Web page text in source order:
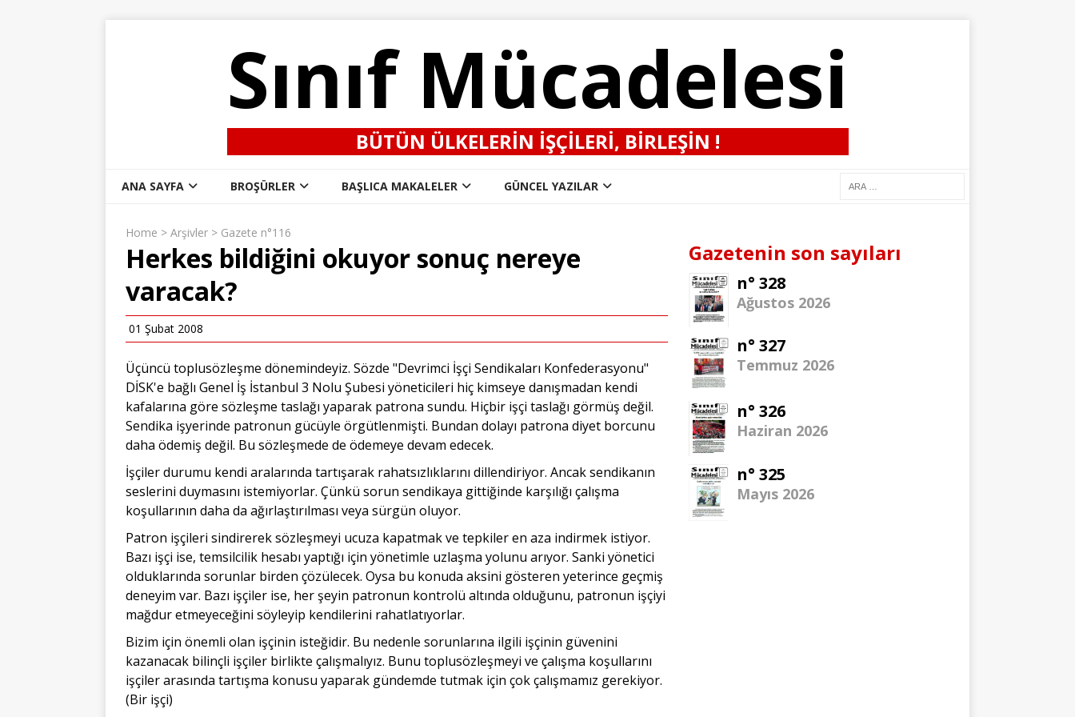
Sınıf Mücadelesi
BÜTÜN ÜLKELERIN IŞÇILERI, BIRLEŞIN !
ANA SAYFA BROŞÜRLER BAŞLICA MAKALELER GÜNCEL YAZILAR
Home > Arşivler > Gazete n°116
Herkes bildiğini okuyor sonuç nereye
varacak?
01 Şubat 2008
Üçüncü toplusözleşme dönemindeyiz. Sözde "Devrimci İşçi Sendikaları Konfederasyonu"
DİSK'e bağlı Genel İş İstanbul 3 Nolu Şubesi yöneticileri hiç kimseye danışmadan kendi
kafalarına göre sözleşme taslağı yaparak patrona sundu. Hiçbir işçi taslağı görmüş değil.
Sendika işyerinde patronun gücüyle örgütlenmişti. Bundan dolayı patrona diyet borcunu
daha ödemiş değil. Bu sözleşmede de ödemeye devam edecek.
İşçiler durumu kendi aralarında tartışarak rahatsızlıklarını dillendiriyor. Ancak sendikanın
seslerini duymasını istemiyorlar. Çünkü sorun sendikaya gittiğinde karşılığı çalışma
koşullarının daha da ağırlaştırılması veya sürgün oluyor.
Patron işçileri sindirerek sözleşmeyi ucuza kapatmak ve tepkiler en aza indirmek istiyor.
Bazı işçi ise, temsilcilik hesabı yaptığı için yönetimle uzlaşma yolunu arıyor. Sanki yönetici
olduklarında sorunlar birden çözülecek. Oysa bu konuda aksini gösteren yeterince geçmiş
deneyim var. Bazı işçiler ise, her şeyin patronun kontrolü altında olduğunu, patronun işçiyi
mağdur etmeyeceğini söyleyip kendilerini rahatlatıyorlar.
Bizim için önemli olan işçinin isteğidir. Bu nedenle sorunlarına ilgili işçinin güvenini
kazanacak bilinçli işçiler birlikte çalışmalıyız. Bunu toplusözleşmeyi ve çalışma koşullarını
işçiler arasında tartışma konusu yaparak gündemde tutmak için çok çalışmamız gerekiyor.
(Bir işçi)
Gazetenin son sayıları
n° 328
Ağustos 2026
n° 327
Temmuz 2026
n° 326
Haziran 2026
n° 325
Mayıs 2026